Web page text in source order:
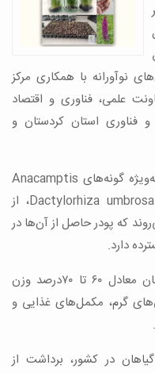
نوآورانه با همکاری مرکز
علمی، فناوری و اقتصاد
فناوری استان کردستان و
به گزارش دیده‌بان علم ایران، ثعلب‌ها به‌ویژه گونه‌های Anacamptis
coriophora، Orchis coriophora و Dactylorhiza umbrosa، از
که پودر حاصل از آن‌ها در
دارد.
پودر ثعلب به دلیل دارا بودن گلوکومانان معادل ۶۰ تا ۷۰درصد وزن
گرم، مکمل‌های غذایی و
در کشور، برداشت از